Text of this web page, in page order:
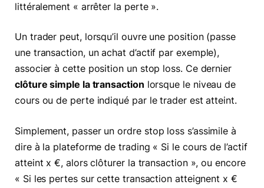
littéralement « arrêter la perte ».
Un trader peut, lorsqu’il ouvre une position (passe
une transaction, un achat d’actif par exemple),
associer à cette position un stop loss. Ce dernier
clôture simple la transaction lorsque le niveau de
cours ou de perte indiqué par le trader est atteint.
Simplement, passer un ordre stop loss s’assimile à
dire à la plateforme de trading « Si le cours de l’actif
atteint x €, alors clôturer la transaction », ou encore
« Si les pertes sur cette transaction atteignent x €